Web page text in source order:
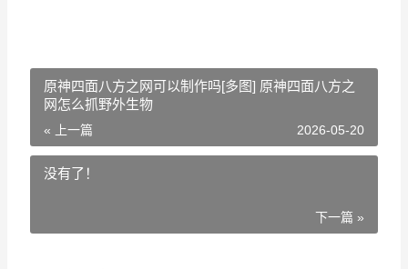
原神四面八方之网可以制作吗[多图] 原神四面八方之
网怎么抓野外生物
« 上一篇 2026-05-20
没有了！
下一篇 »